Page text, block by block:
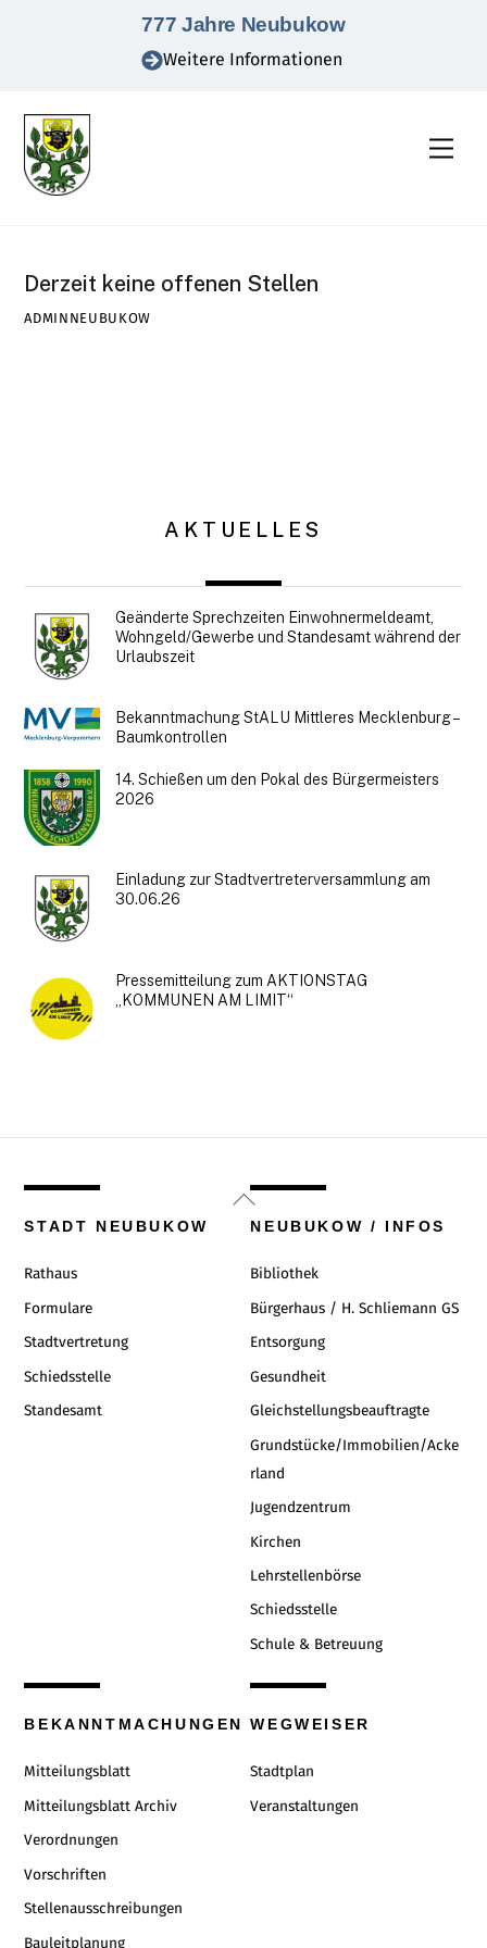
777 Jahre Neubukow
Weitere Informationen
Derzeit keine offenen Stellen
ADMINNEUBUKOW
AKTUELLES
Geänderte Sprechzeiten Einwohnermeldeamt,
Wohngeld/Gewerbe und Standesamt während der
Urlaubszeit
Bekanntmachung StALU Mittleres Mecklenburg –
Baumkontrollen
14. Schießen um den Pokal des Bürgermeisters
2026
Einladung zur Stadtvertreterversammlung am
30.06.26
Pressemitteilung zum AKTIONSTAG
„KOMMUNEN AM LIMIT“
Back
To
STADT NEUBUKOW
Rathaus
Formulare
Stadtvertretung
Schiedsstelle
Standesamt
NEUBUKOW / INFOS
Bibliothek
Bürgerhaus / H. Schliemann GS
Entsorgung
Gesundheit
Gleichstellungsbeauftragte
Grundstücke/Immobilien/Acke
rland
Jugendzentrum
Kirchen
Lehrstellenbörse
Schiedsstelle
Schule & Betreuung
BEKANNTMACHUNGEN
Mitteilungsblatt
Mitteilungsblatt Archiv
Verordnungen
Vorschriften
Stellenausschreibungen
Bauleitplanung
WEGWEISER
Stadtplan
Veranstaltungen